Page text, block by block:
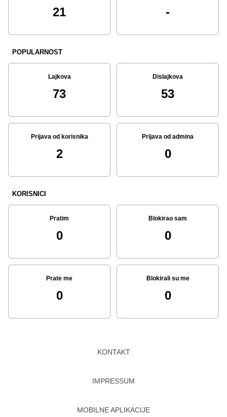
21 -
POPULARNOST
Lajkova
73
Dislajkova
53
Prijava od korisnika
2
Prijava od admina
0
KORISNICI
Pratim
0
Blokirao sam
0
Prate me
0
Blokirali su me
0
KONTAKT
IMPRESSUM
MOBILNE APLIKACIJE